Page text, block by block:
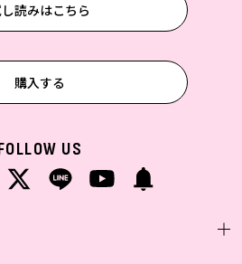
読みはこちら
購入する
US